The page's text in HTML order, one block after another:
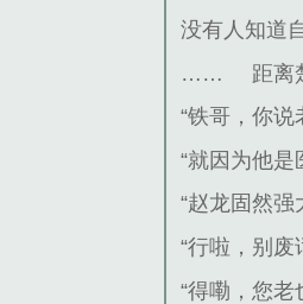
没有人知道
……
距离
“铁哥，你
“就因为他
“赵龙固然
“行啦，别
“得嘞，您